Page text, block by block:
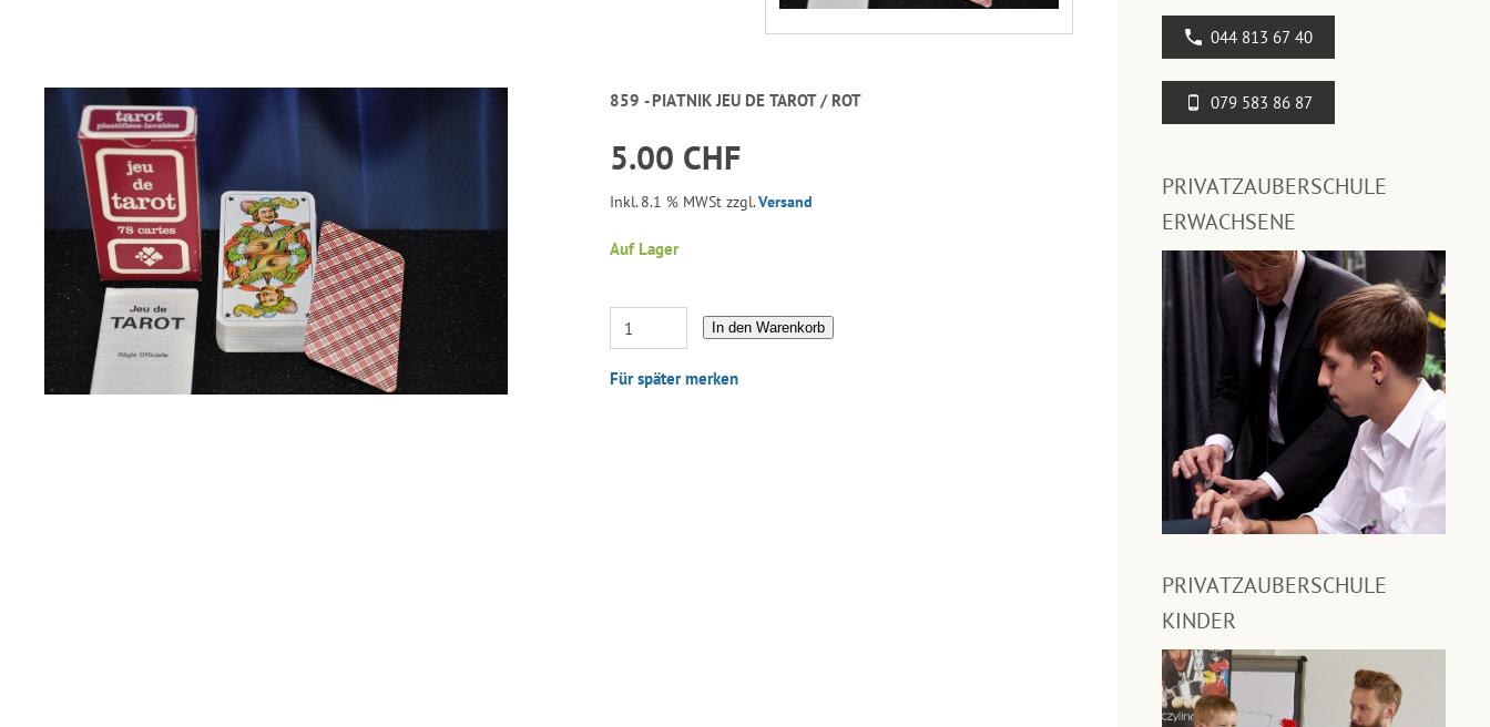
859 - PIATNIK JEU DE TAROT / ROT
5.00 CHF
Inkl. 8.1 % MWSt zzgl.Versand
Auf Lager
In den Warenkorb
Für später merken
044 813 67 40
079 583 86 87
PRIVATZAUBERSCHULE
ERWACHSENE
PRIVATZAUBERSCHULE
KINDER